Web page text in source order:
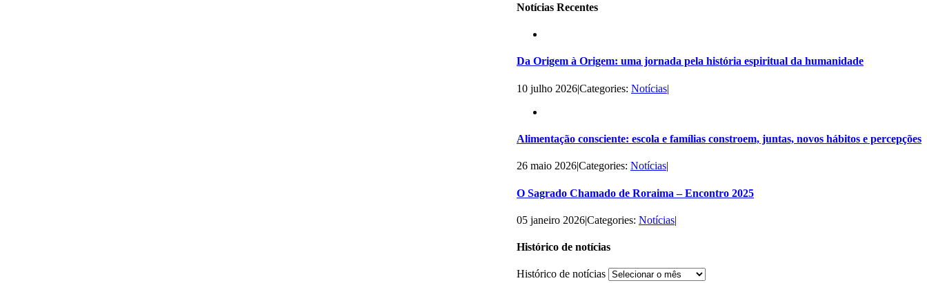
Notícias Recentes
Da Origem à Origem: uma jornada pela história espiritual da humanidade
10 julho 2026|Categories: Notícias|
Alimentação consciente: escola e famílias constroem, juntas, novos hábitos e percepções
26 maio 2026|Categories: Notícias|
O Sagrado Chamado de Roraima – Encontro 2025
05 janeiro 2026|Categories: Notícias|
Histórico de notícias
Histórico de notícias